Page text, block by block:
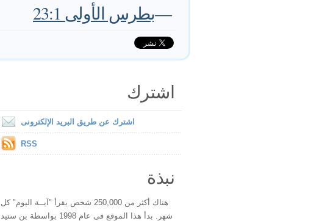
—بطرس الأولى 23:1
اشترك
اشترك عن طريق البريد الإلكترونى
RSS
نبذة
هناك أكثر من 250,000 شخص يقرأ "آيــة اليوم" كل
شهر. بدأ هذا الموقع فى عام 1998 بواسطة بن ستيد